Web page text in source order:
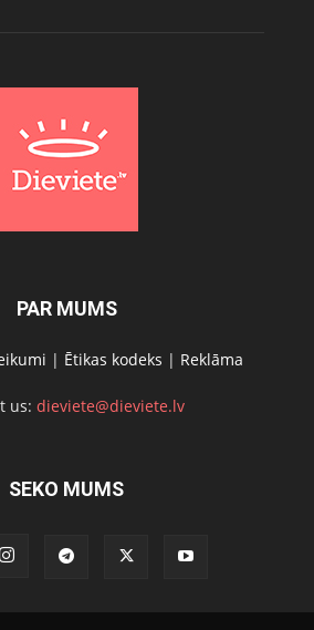
PAR MUMS
| Ētikas kodeks | Reklāma
us: dieviete@dieviete.lv
SEKO MUMS